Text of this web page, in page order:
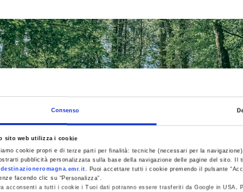
Consenso
sito web utilizza i cookie
cookie propri e di terze parti per finalità: tecniche (necessari per la
pubblicità personalizzata sulla base della navigazione delle pagine del sito. Il
. Puoi accettare tutti i cookie premendo il pulsante
facendo clic su “Personalizza”.
acconsenti a tutti i cookie i Tuoi dati potranno essere trasferiti da Google in